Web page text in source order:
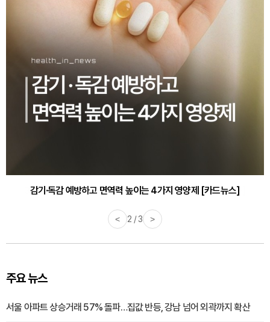
감기·독감 예방하고 면역력 높이는 4가지 영양제 [카드뉴스]
< 3 / 3 >
주요 뉴스
서울 아파트 상승거래 57% 돌파…집값 반등, 강남 넘어 외곽까지 확산